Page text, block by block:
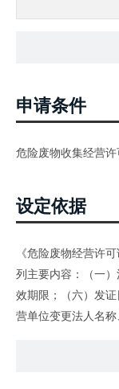
申请条件
危险废物收集经营
设定依据
《危险废物经营许
列主要内容：（一
效期限；（六）发
营单位变更法人名